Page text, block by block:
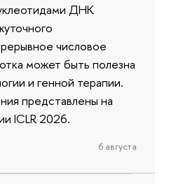
ДНК
числовое
может быть полезна
и генной терапии.
представлены на
ICLR 2026.
6 августа